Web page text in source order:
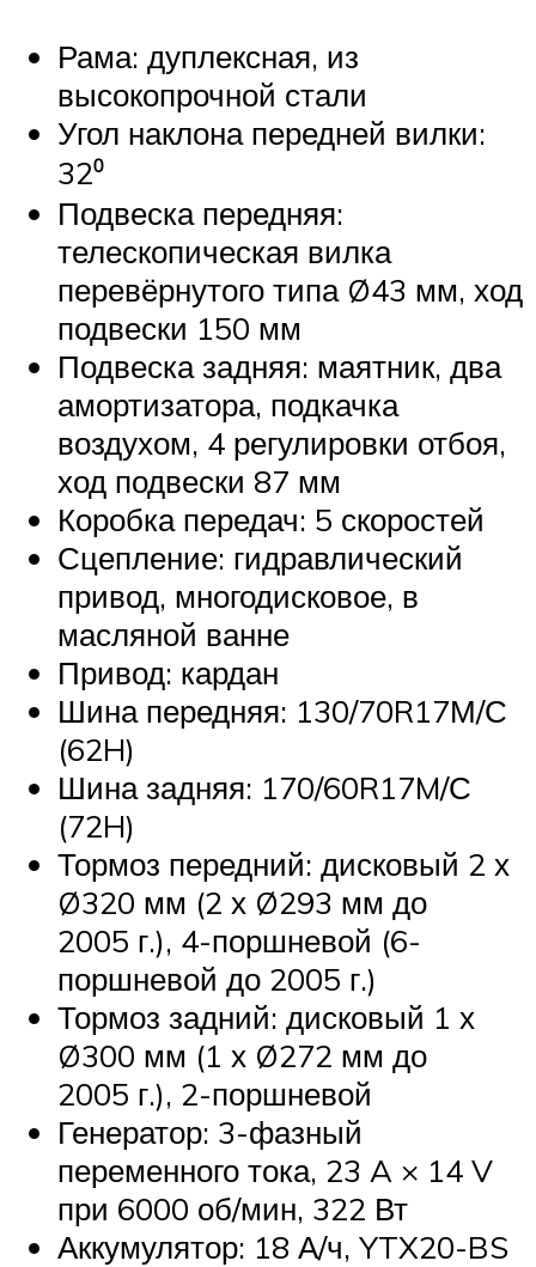
Рама: дуплексная, из
высокопрочной стали
Угол наклона передней вилки:
32⁰
Подвеска передняя:
телескопическая вилка
перевёрнутого типа Ø43 мм, ход
подвески 150 мм
Подвеска задняя: маятник, два
амортизатора, подкачка
воздухом, 4 регулировки отбоя,
ход подвески 87 мм
Коробка передач: 5 скоростей
Сцепление: гидравлический
привод, многодисковое, в
масляной ванне
Привод: кардан
Шина передняя: 130/70R17М/С
(62H)
Шина задняя: 170/60R17M/С
(72H)
Тормоз передний: дисковый 2 х
Ø320 мм (2 х Ø293 мм до
2005 г.), 4-поршневой (6-
поршневой до 2005 г.)
Тормоз задний: дисковый 1 х
Ø300 мм (1 х Ø272 мм до
2005 г.), 2-поршневой
Генератор: 3-фазный
переменного тока, 23 A × 14 V
при 6000 об/мин, 322 Вт
Аккумулятор: 18 А/ч, YTX20-BS